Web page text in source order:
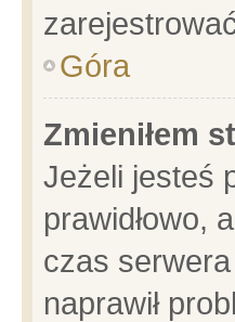
Góra
Zmieniłem
Jeżeli jesteś
prawidłowo,
czas
naprawił